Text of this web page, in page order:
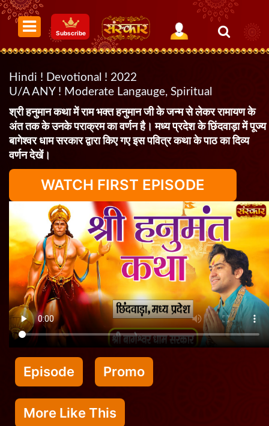
Subscribe
Hindi ! Devotional ! 2022
U/A ANY ! Moderate Langauge, Spiritual
श्री हनुमान कथा में राम भक्त हनुमान जी के जन्म से लेकर रामायण के
अंत तक के उनके पराक्रम का वर्णन है। मध्य प्रदेश के छिंदवाड़ा में पूज्य
बागेश्वर धाम सरकार द्वारा किए गए इस पवित्र कथा के पाठ का दिव्य
वर्णन देखें।
WATCH FIRST EPISODE
Episode Promo
More Like This